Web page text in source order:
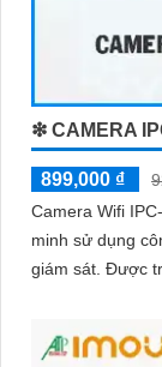
❇ CAMERA
899,000 ₫
Camera Wifi
minh sử dụng
giám